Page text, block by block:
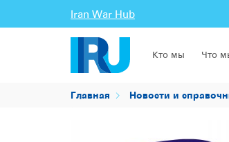
Iran War Hub
Кто мы Что
Главная Новости и